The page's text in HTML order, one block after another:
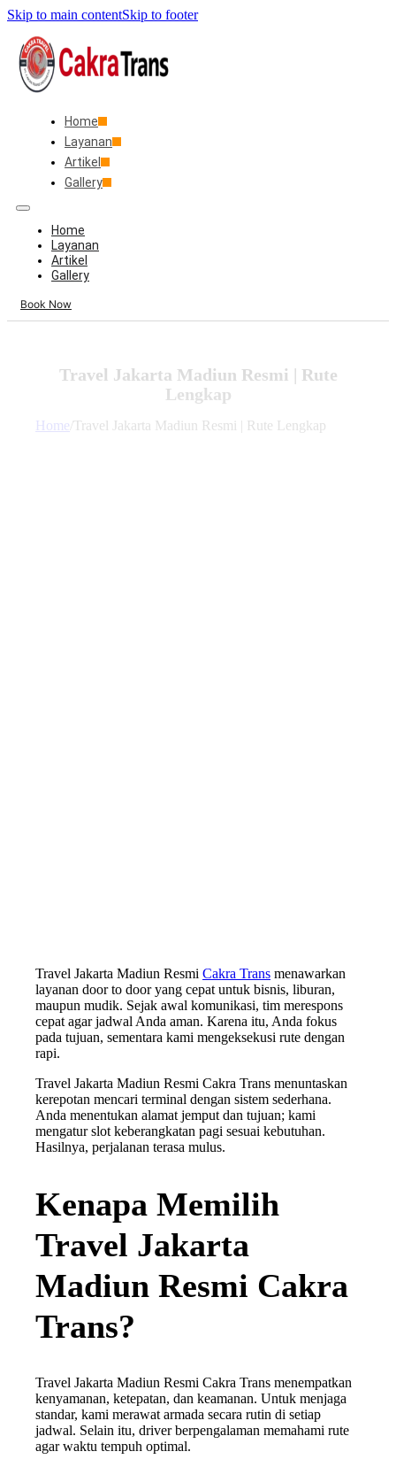
Skip to main contentSkip to footer
Home
Layanan
Artikel
Gallery
Home
Layanan
Artikel
Gallery
Book Now
Travel Jakarta Madiun Resmi | Rute
Lengkap
Home Travel Jakarta Madiun Resmi | Rute Lengkap
Travel Jakarta Madiun Resmi Cakra Trans menawarkan
layanan door to door yang cepat untuk bisnis, liburan,
maupun mudik. Sejak awal komunikasi, tim merespons
cepat agar jadwal Anda aman. Karena itu, Anda fokus
pada tujuan, sementara kami mengeksekusi rute dengan
rapi.
Travel Jakarta Madiun Resmi Cakra Trans menuntaskan
kerepotan mencari terminal dengan sistem sederhana.
Anda menentukan alamat jemput dan tujuan; kami
mengatur slot keberangkatan pagi sesuai kebutuhan.
Hasilnya, perjalanan terasa mulus.
Kenapa Memilih
Travel Jakarta
Madiun Resmi Cakra
Trans?
Travel Jakarta Madiun Resmi Cakra Trans menempatkan
kenyamanan, ketepatan, dan keamanan. Untuk menjaga
standar, kami merawat armada secara rutin di setiap
jadwal. Selain itu, driver berpengalaman memahami rute
agar waktu tempuh optimal.